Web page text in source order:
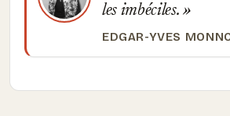
les imbéciles.
EDGAR-YVES